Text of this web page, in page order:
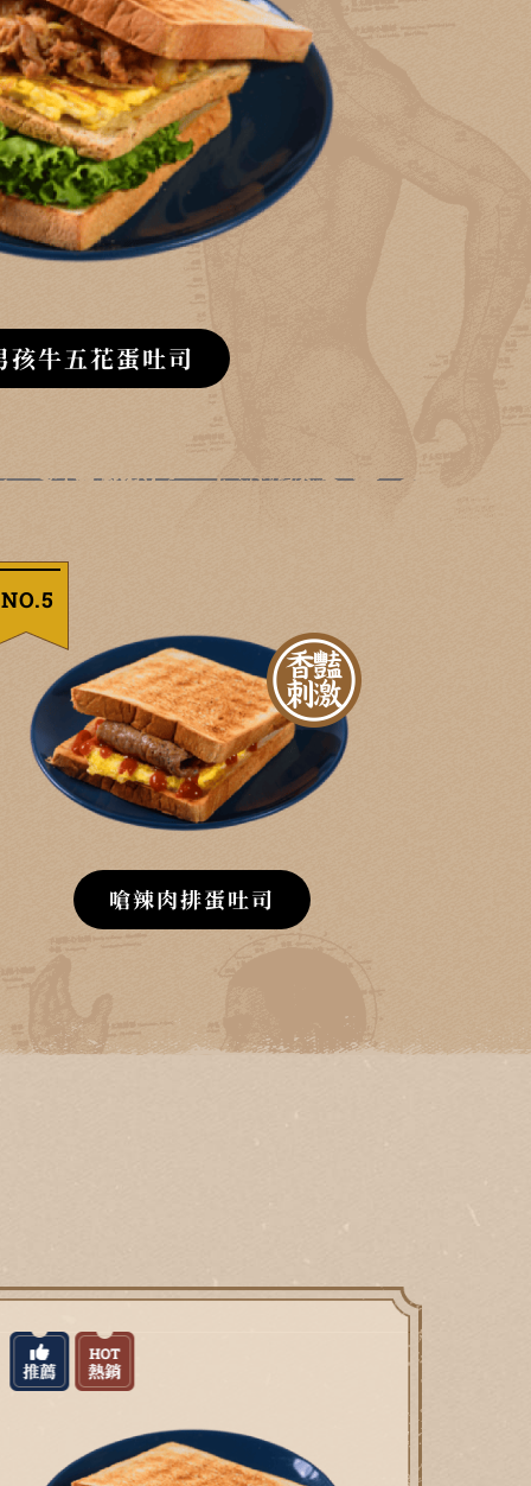
孩牛五花蛋吐司
NO.5
嗆辣肉排蛋吐司